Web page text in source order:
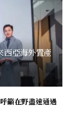
亞海外置產
籲在野盡速通過